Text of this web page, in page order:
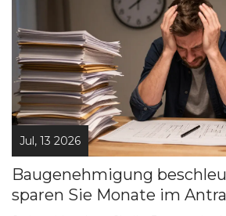
Jul, 13 2026
Baugenehmigung
sparen Sie Monate im